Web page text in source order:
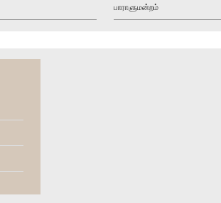
பாராளுமன்றம்